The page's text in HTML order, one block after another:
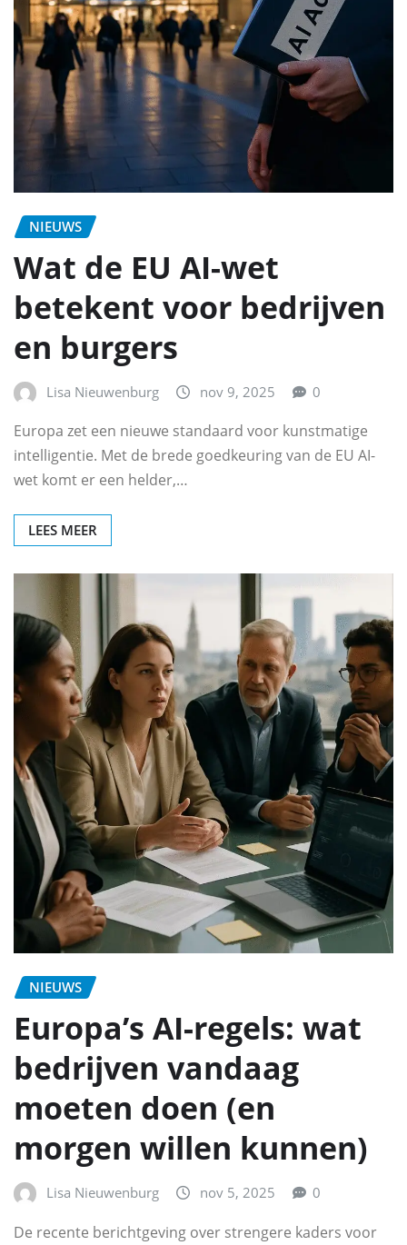
NIEUWS
Wat de EU AI-wet
betekent voor bedrijven
en burgers
Lisa Nieuwenburg nov 9, 2025 0
Europa zet een nieuwe standaard voor kunstmatige
intelligentie. Met de brede goedkeuring van de EU AI-
wet komt er een helder,…
LEES MEER
NIEUWS
Europa’s AI-regels: wat
bedrijven vandaag
moeten doen (en
morgen willen kunnen)
Lisa Nieuwenburg nov 5, 2025 0
De recente berichtgeving over strengere kaders voor